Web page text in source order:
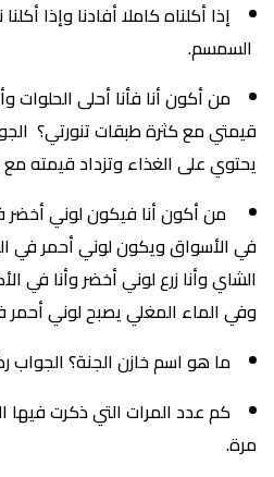
إذا أكلناه كاملا أفادنا وإذا
السمسم.
من أكون أنا فأنا أحلى الحلوات
قيمتي مع كثرة طبقات تنورتي؟
يحتوي على الغذاء وتزداد قيمته مع
من أكون أنا فيكون لوني
في الأسواق ويكون لوني أحمر في
الشاي وأنا زرع لوني أخضر وأنا في
وفي الماء المغلي يصبح لوني أحمر
ما هو اسم خازن الجنة؟ الجواب
مرة.